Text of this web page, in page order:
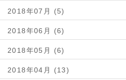
2018年07月 (5)
2018年06月 (6)
2018年05月 (6)
2018年04月 (13)